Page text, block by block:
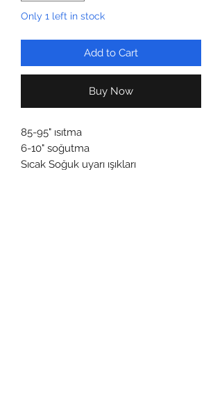
Only 1 left in stock
Add to Cart
Buy Now
85-95" ısıtma
6-10" soğutma
Sıcak Soğuk uyarı ışıkları